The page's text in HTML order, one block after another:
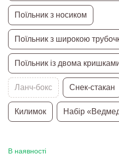
Поїльник з носиком
Поїльник з широкою
Поїльник із двома
Ланч-бокс Снек-стакан
Килимок Набір
В наявності